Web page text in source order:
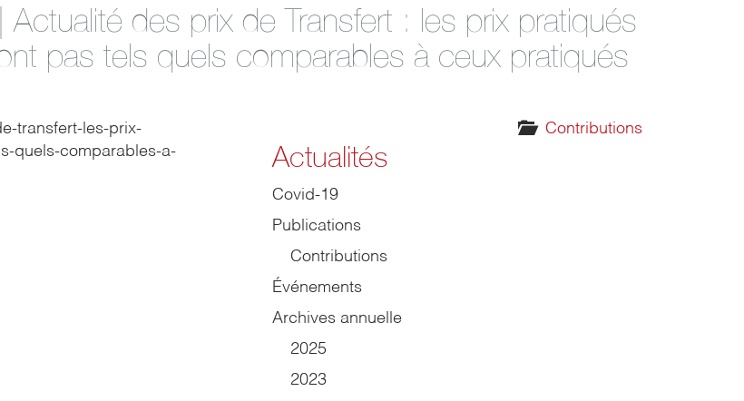
des prix de Transfert : les prix pratiqués
pas tels quels comparables à ceux pratiqués
Contributions
transfert-les-prix-
quels-comparables-a-
Actualités
Covid-19
Publications
Contributions
Événements
Archives annuelle
2025
2023